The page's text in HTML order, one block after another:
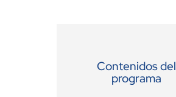
Contenidos del
programa